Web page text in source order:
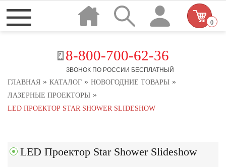
8-800-700-62-36
ЗВОНОК ПО РОССИИ БЕСПЛАТНЫЙ
0
ГЛАВНАЯ » КАТАЛОГ » НОВОГОДНИЕ ТОВАРЫ »
ЛАЗЕРНЫЕ ПРОЕКТОРЫ »
LED ПРОЕКТОР STAR SHOWER SLIDESHOW
LED Проектор Star Shower Slideshow